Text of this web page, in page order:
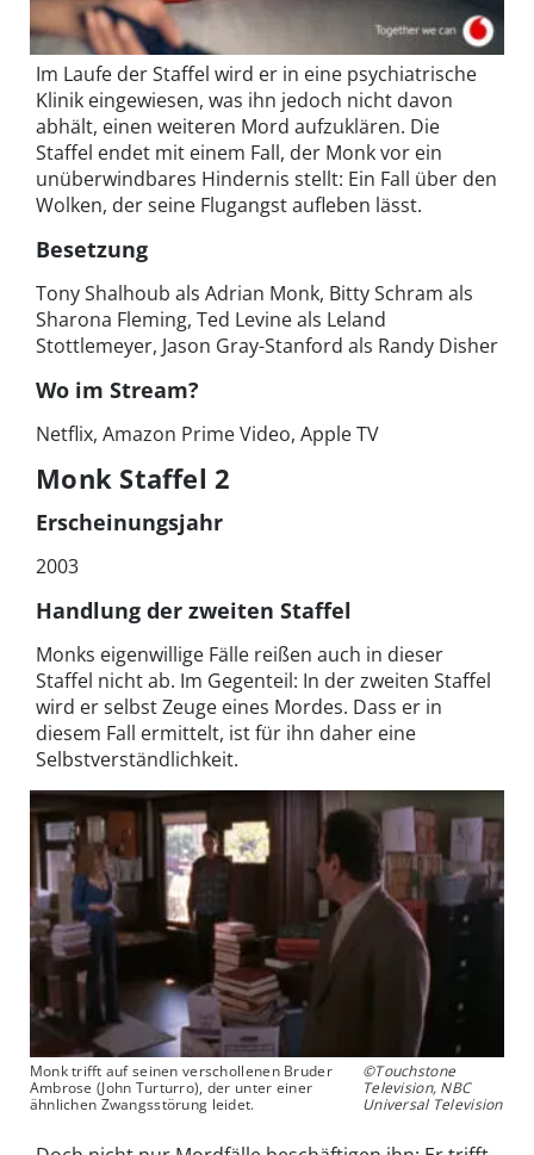
Im Laufe der Staffel wird er in eine psychiatrische
Klinik eingewiesen, was ihn jedoch nicht davon
abhält, einen weiteren Mord aufzuklären. Die
Staffel endet mit einem Fall, der Monk vor ein
unüberwindbares Hindernis stellt: Ein Fall über den
Wolken, der seine Flugangst aufleben lässt.
Besetzung
Tony Shalhoub als Adrian Monk, Bitty Schram als
Sharona Fleming, Ted Levine als Leland
Stottlemeyer, Jason Gray-Stanford als Randy Disher
Wo im Stream?
Netflix, Amazon Prime Video, Apple TV
Monk Staffel 2
Erscheinungsjahr
2003
Handlung der zweiten Staffel
Monks eigenwillige Fälle reißen auch in dieser
Staffel nicht ab. Im Gegenteil: In der zweiten Staffel
wird er selbst Zeuge eines Mordes. Dass er in
diesem Fall ermittelt, ist für ihn daher eine
Selbstverständlichkeit.
Monk trifft auf seinen verschollenen Bruder
Ambrose (John Turturro), der unter einer
ähnlichen Zwangsstörung leidet.
©Touchstone
Television, NBC
Universal Television